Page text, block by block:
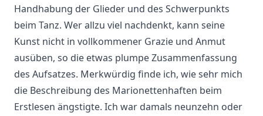
Handhabung der Glieder und des Schwerpunkts
beim Tanz. Wer allzu viel nachdenkt, kann seine
Kunst nicht in vollkommener Grazie und Anmut
ausüben, so die etwas plumpe Zusammenfassung
des Aufsatzes. Merkwürdig finde ich, wie sehr mich
die Beschreibung des Marionettenhaften beim
Erstlesen ängstigte. Ich war damals neunzehn oder